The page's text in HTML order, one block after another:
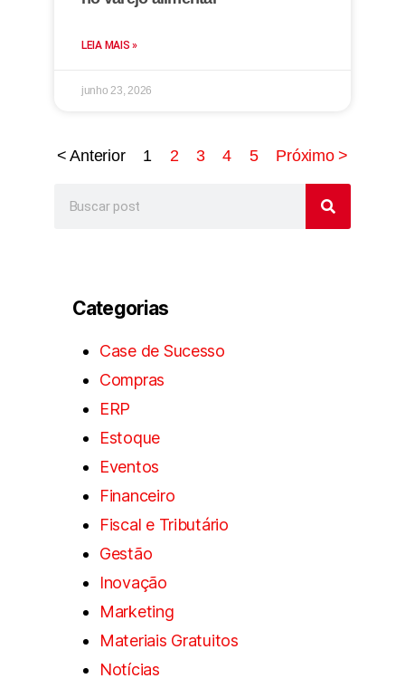
LEIA MAIS »
junho 23, 2026
< Anterior 1 2 3 4 5 Próximo >
Categorias
Case de Sucesso
Compras
ERP
Estoque
Eventos
Financeiro
Fiscal e Tributário
Gestão
Inovação
Marketing
Materiais Gratuitos
Notícias